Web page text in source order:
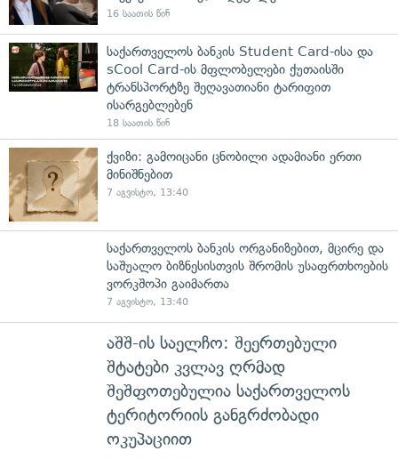
16 საათის წინ
საქართველოს ბანკის Student Card-ისა და
sCool Card-ის მფლობელები ქუთაისში
ტრანსპორტზე შეღავათიანი ტარიფით
ისარგებლებენ
18 საათის წინ
ქვიზი: გამოიცანი ცნობილი ადამიანი ერთი
მინიშნებით
7 აგვისტო, 13:40
საქართველოს ბანკის ორგანიზებით, მცირე და
საშუალო ბიზნესისთვის შრომის უსაფრთხოების
ვორკშოპი გაიმართა
7 აგვისტო, 13:40
აშშ-ის საელჩო: შეერთებული
შტატები კვლავ ღრმად
შეშფოთებულია საქართველოს
ტერიტორიის განგრძობადი
ოკუპაციით